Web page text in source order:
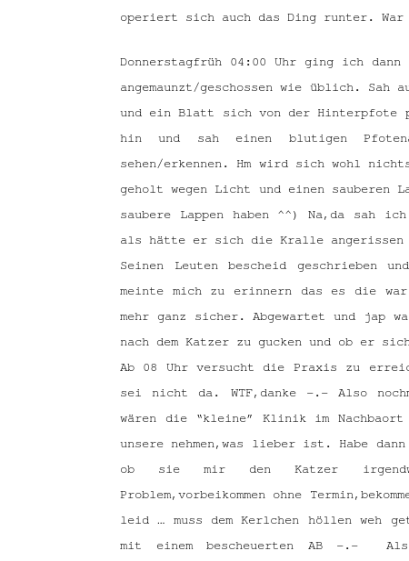
operiert sich auch das Ding runter. War
Donnerstagfrüh 04:00 Uhr ging ich
angemaunzt/geschossen wie üblich.
und ein Blatt sich von der Hinterpfote
hin und sah einen blutigen
sehen/erkennen. Hm wird sich wohl
geholt wegen Licht und einen sauberen
saubere Lappen haben ^^) Na,da sah
als hätte er sich die Kralle
Seinen Leuten bescheid geschrieben
meinte mich zu erinnern das es die
mehr ganz sicher. Abgewartet und jap
nach dem Katzer zu gucken und ob er
Ab 08 Uhr versucht die Praxis zu
sei nicht da. WTF,danke -.- Also
wären die “kleine” Klinik im Nachbaort
unsere nehmen,was lieber ist. Habe
ob sie mir den Katzer
Problem,vorbeikommen ohne
leid … muss dem Kerlchen höllen weh
mit einem bescheuerten AB -.-